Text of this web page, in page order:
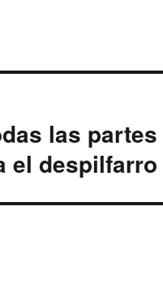
las
el despilfarro